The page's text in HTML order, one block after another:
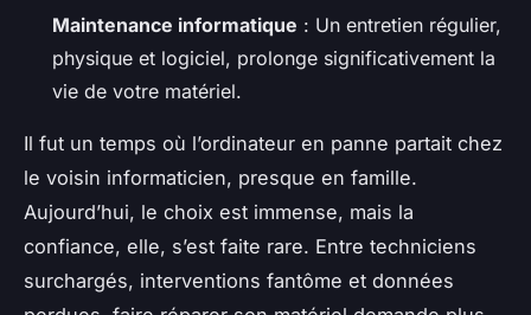
Maintenance informatique : Un entretien régulier,
physique et logiciel, prolonge significativement la
vie de votre matériel.
Il fut un temps où l’ordinateur en panne partait chez
le voisin informaticien, presque en famille.
Aujourd’hui, le choix est immense, mais la
confiance, elle, s’est faite rare. Entre techniciens
surchargés, interventions fantôme et données